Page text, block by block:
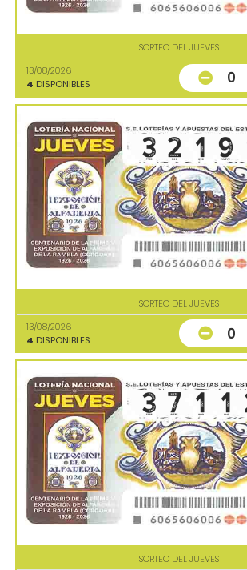
SORTEO DEL JUEVES
13/08/2026
4 DISPONIBLES 0
SORTEO DEL JUEVES
13/08/2026
4 DISPONIBLES 0
SORTEO DEL JUEVES